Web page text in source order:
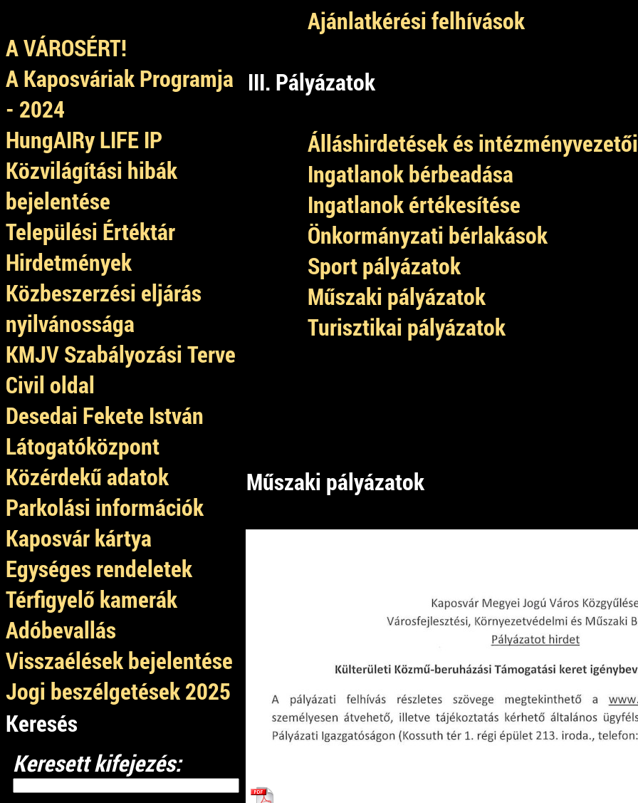
A VÁROSÉRT!
A Kaposváriak Programja
- 2024
HungAIRy LIFE IP
Közvilágítási hibák
bejelentése
Települési Értéktár
Hirdetmények
Közbeszerzési eljárás
nyilvánossága
KMJV Szabályozási Terve
Civil oldal
Desedai Fekete István
Látogatóközpont
Közérdekű adatok
Parkolási információk
Kaposvár kártya
Egységes rendeletek
Térfigyelő kamerák
Adóbevallás
Visszaélések bejelentése
Jogi beszélgetések 2025
Keresés
Keresett kifejezés:
Ajánlatkérési felhívások
III. Pályázatok
Álláshirdetések és
Ingatlanok bérbeadása
Ingatlanok értékesítése
Önkormányzati bérlakások
Sport pályázatok
Műszaki pályázatok
Turisztikai pályázatok
Műszaki pályázatok